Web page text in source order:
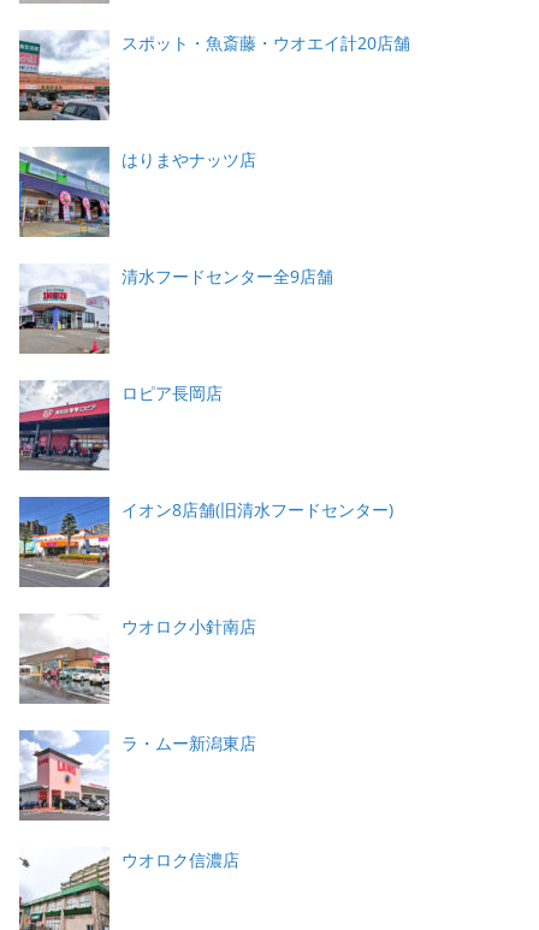
スポット・魚斎藤・ウオエイ計20店舗
はりまやナッツ店
清水フードセンター全9店舗
ロピア長岡店
イオン8店舗(旧清水フードセンター)
ウオロク小針南店
ラ・ムー新潟東店
ウオロク信濃店